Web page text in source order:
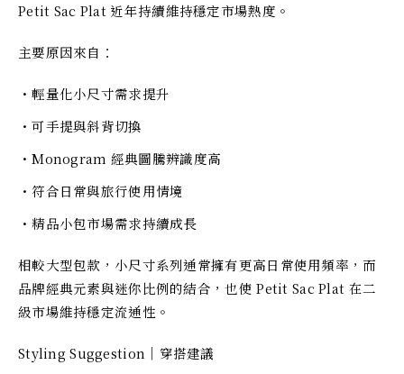
Petit Sac Plat 近年持續維持穩定市場熱度。
主要原因來自：
・輕量化小尺寸需求提升
・可手提與斜背切換
・Monogram 經典圖騰辨識度高
・符合日常與旅行使用情境
・精品小包市場需求持續成長
相較大型包款，小尺寸系列通常擁有更高日常使用頻率，而
品牌經典元素與迷你比例的結合，也使 Petit Sac Plat 在二
級市場維持穩定流通性。
Styling Suggestion｜穿搭建議